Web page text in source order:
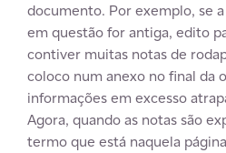
documento. Por exemplo, se
em questão for antiga, edito
contiver muitas notas de
coloco num anexo no final da
informações em excesso
Agora, quando as notas são
termo que está naquela